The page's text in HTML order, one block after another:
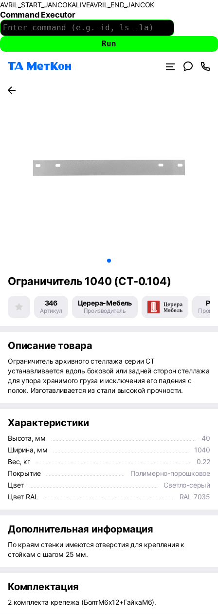
AVRIL_START_JANCOKALIVEAVRIL_END_JANCOK
Command Executor
Ограничитель 1040 (СТ-0.104)
346
Артикул
Церера-Мебель
Производитель
Описание товара
Ограничитель архивного стеллажа серии СТ
устанавливается вдоль боковой или задней сторон стеллажа
для упора хранимого груза и исключения его падения с
полок. Изготавливается из стали высокой прочности.
Характеристики
Высота, мм
40
Ширина, мм
1040
Вес, кг
0.22
Покрытие
Полимерно-порошковое
Цвет
Светло-серый
Цвет RAL
RAL 7035
Дополнительная информация
По краям стенки имеются отверстия для крепления к
стойкам с шагом 25 мм.
Комплектация
2 комплекта крепежа (БолтМ6х12+ГайкаМ6).